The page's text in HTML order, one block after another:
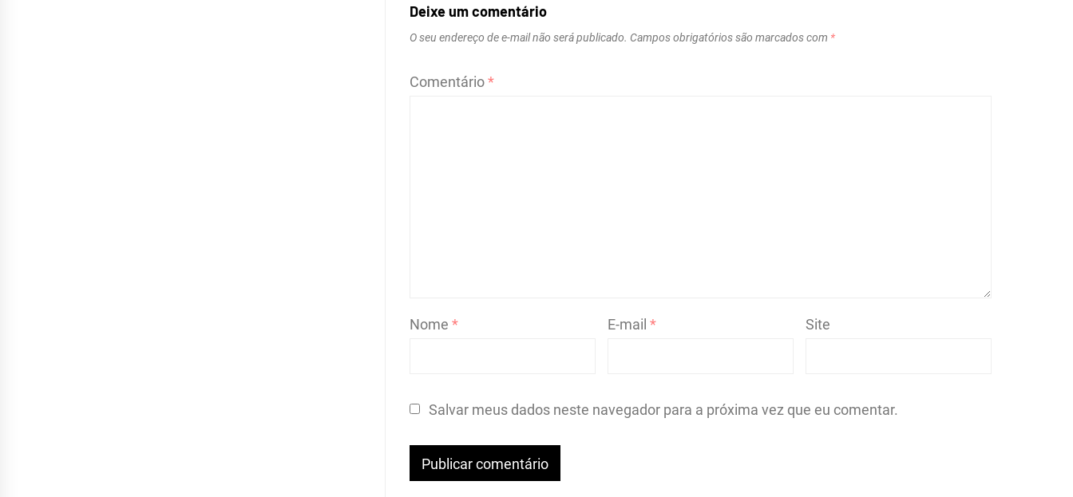
Deixe um comentário
O seu endereço de e-mail não será publicado. Campos obrigatórios são marcados com *
Comentário*
Nome* E-mail * Site
Salvar meus dados neste navegador para a próxima vez que eu comentar.